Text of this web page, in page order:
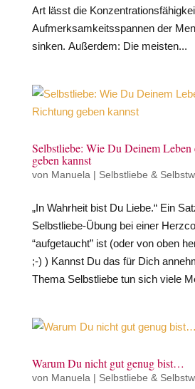
Art lässt die
Aufmerksamkeitsspannen der
sinken. Außerdem: Die meisten...
Selbstliebe: Wie Du Deinem Leben
geben kannst
von Manuela | Selbstliebe &
„In Wahrheit bist Du Liebe.“ Ein
Selbstliebe-Übung bei einer
“aufgetaucht” ist (oder von oben
;-) ) Kannst Du das für Dich
Thema Selbstliebe tun sich viele
Warum Du nicht gut genug bist…
von Manuela | Selbstliebe &